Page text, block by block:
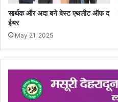
सार्थक और अदा बने बेस्ट एथलीट ऑफ द
ईयर
May 21, 2025